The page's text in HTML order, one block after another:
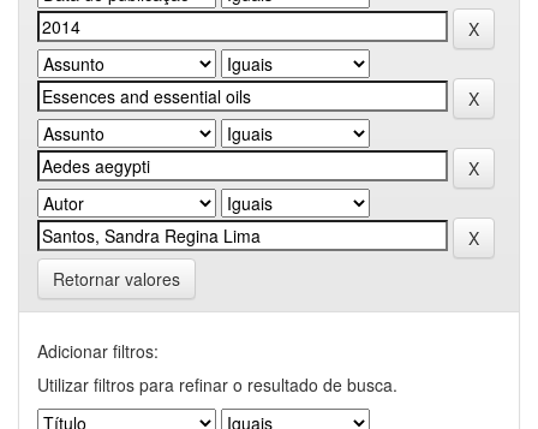
Retornar valores
Adicionar filtros:
Utilizar filtros para refinar o resultado de busca.